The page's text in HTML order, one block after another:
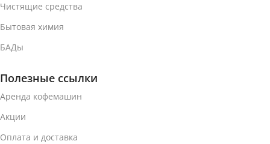
Чистящие средства
Бытовая химия
БАДы
Полезные ссылки
Аренда кофемашин
Акции
Оплата и доставка